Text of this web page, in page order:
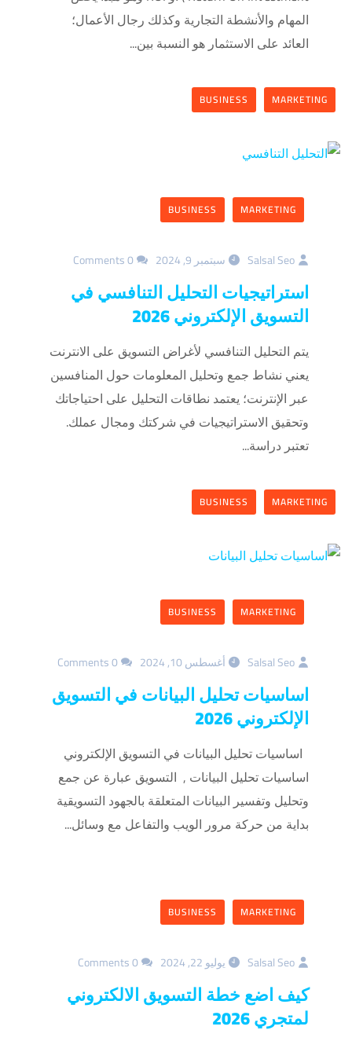
المهام والأنشطة التجارية وكذلك رجال الأعمال؛
العائد على الاستثمار هو النسبة بين...
MARKETING
BUSINESS
MARKETING
BUSINESS
Salsal Seo سبتمبر 9, 2024 0 Comments
استراتيجيات التحليل التنافسي في
التسويق الإلكتروني 2026
يتم التحليل التنافسي لأغراض التسويق على الانترنت
يعني نشاط جمع وتحليل المعلومات حول المنافسين
عبر الإنترنت؛ يعتمد نطاقات التحليل على احتياجاتك
وتحقيق الاستراتيجيات في شركتك ومجال عملك.
تعتبر دراسة...
MARKETING
BUSINESS
MARKETING
BUSINESS
Salsal Seo أغسطس 10, 2024 0 Comments
اساسيات تحليل البيانات في التسويق
الإلكتروني 2026
اساسيات تحليل البيانات في التسويق الإلكتروني
اساسيات تحليل البيانات , التسويق عبارة عن جمع
وتحليل وتفسير البيانات المتعلقة بالجهود التسويقية
بداية من حركة مرور الويب والتفاعل مع وسائل...
MARKETING
BUSINESS
Salsal Seo يوليو 22, 2024 0 Comments
كيف اضع خطة التسويق الالكتروني
لمتجري 2026